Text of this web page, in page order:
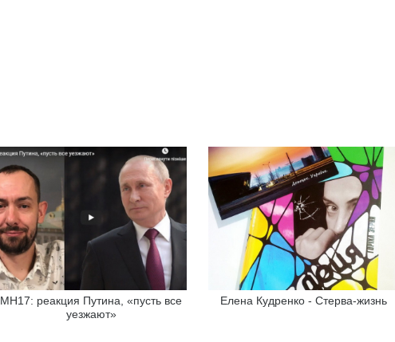
МН17: реакция Путина, «пусть все
уезжают»
Елена Кудренко - Стерва-жизнь